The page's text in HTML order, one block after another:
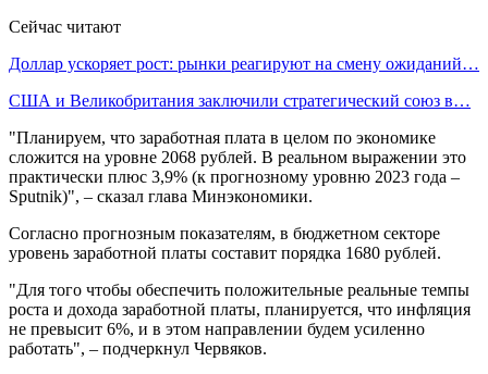
Сейчас читают
Доллар ускоряет рост: рынки реагируют на смену ожиданий…
США и Великобритания заключили стратегический союз в…
"Планируем, что заработная плата в целом по экономике
сложится на уровне 2068 рублей. В реальном выражении это
практически плюс 3,9% (к прогнозному уровню 2023 года –
Sputnik)", – сказал глава Минэкономики.
Согласно прогнозным показателям, в бюджетном секторе
уровень заработной платы составит порядка 1680 рублей.
"Для того чтобы обеспечить положительные реальные темпы
роста и дохода заработной платы, планируется, что инфляция
не превысит 6%, и в этом направлении будем усиленно
работать", – подчеркнул Червяков.